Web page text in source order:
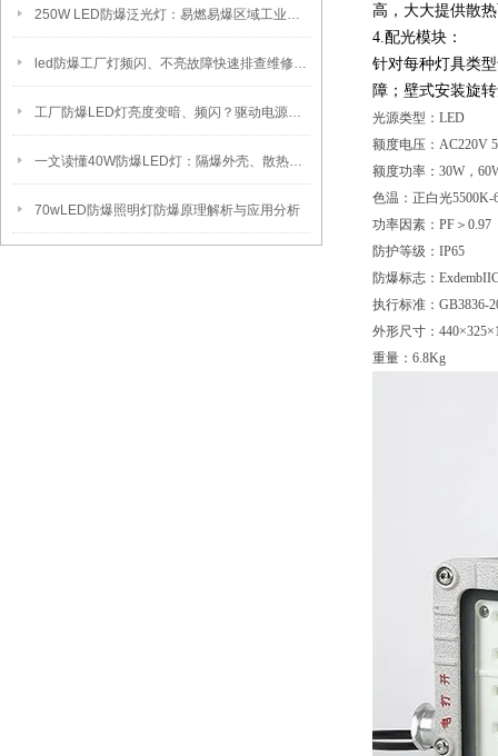
250W LED防爆泛光灯：易燃易爆区域工业固定照明装置
led防爆工厂灯频闪、不亮故障快速排查维修方法
工厂防爆LED灯亮度变暗、频闪？驱动电源故障检修方法
一文读懂40W防爆LED灯：隔爆外壳、散热、防爆认证原理
70wLED防爆照明灯防爆原理解析与应用分析
高，大大提供散
4.配光模块：
针对每种灯具类
障；壁式安装旋
光源类型：LED
额度电压：AC220V
额度功率：30W，
色温：正白光5500K-
功率因素：PF＞0.97
防护等级：IP65
防爆标志：
执行标准：GB3836-
外形尺寸：
重量：6.8Kg